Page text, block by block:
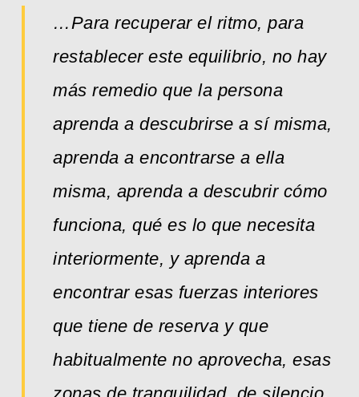
…Para recuperar el ritmo, para
restablecer este equilibrio, no hay
más remedio que la persona
aprenda a descubrirse a sí misma,
aprenda a encontrarse a ella
misma, aprenda a descubrir cómo
funciona, qué es lo que necesita
interiormente, y aprenda a
encontrar esas fuerzas interiores
que tiene de reserva y que
habitualmente no aprovecha, esas